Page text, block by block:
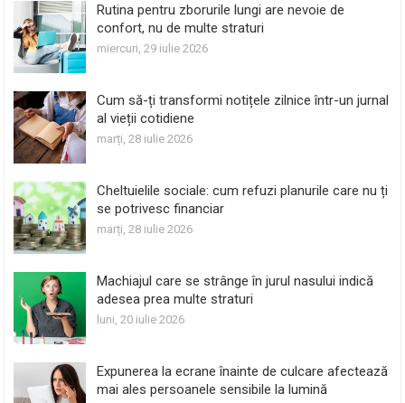
Rutina pentru zborurile lungi are nevoie de
confort, nu de multe straturi
miercuri, 29 iulie 2026
Cum să-ți transformi notițele zilnice într-un jurnal
al vieții cotidiene
marți, 28 iulie 2026
Cheltuielile sociale: cum refuzi planurile care nu ți
se potrivesc financiar
marți, 28 iulie 2026
Machiajul care se strânge în jurul nasului indică
adesea prea multe straturi
luni, 20 iulie 2026
Expunerea la ecrane înainte de culcare afectează
mai ales persoanele sensibile la lumină